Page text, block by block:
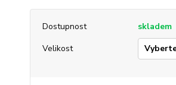
Dostupnost
skladem
Velikost